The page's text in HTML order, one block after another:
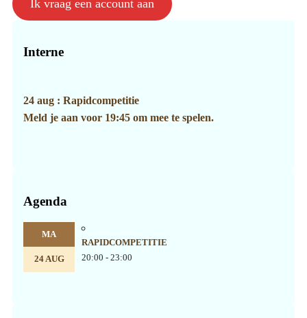
Ik vraag een account aan
Sidebar
Interne
24 aug : Rapidcompetitie
Meld je aan voor 19:45 om mee te spelen.
Agenda
MA
24 AUG
RAPIDCOMPETITIE
20:00 - 23:00